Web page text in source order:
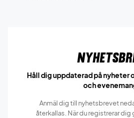
Håll dig uppdaterad på nyheter
och
Anmäl dig till nyhetsbrevet
återkallas. När du registrerar dig